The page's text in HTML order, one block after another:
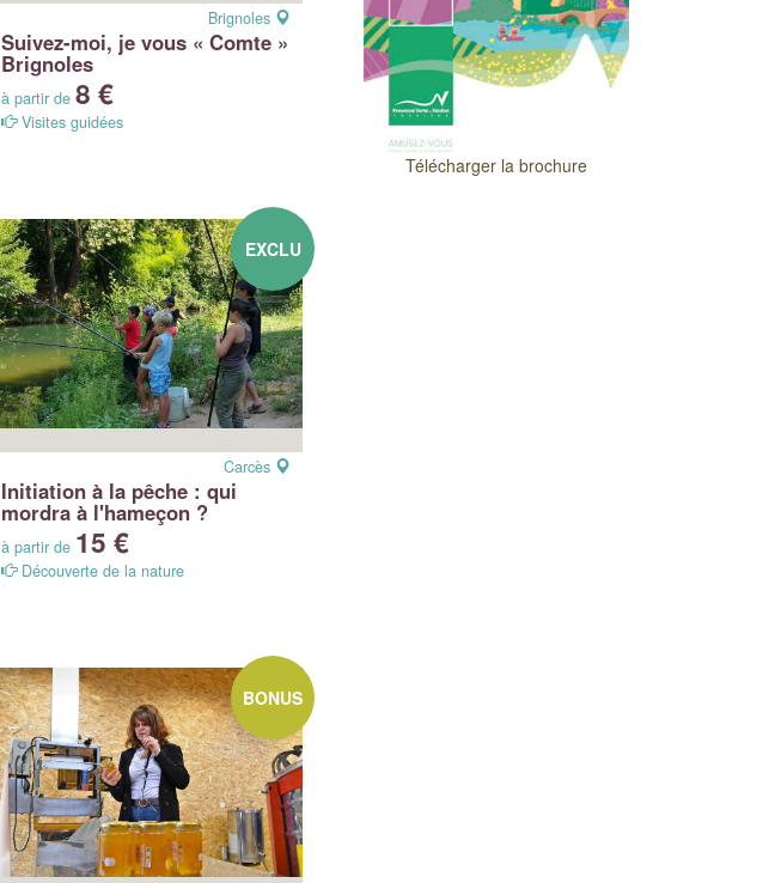
Brignoles
Suivez-moi, je vous « Comte »
Brignoles
à partir de 8 €
Visites guidées
Carcès
Initiation à la pêche : qui
mordra à l'hameçon ?
à partir de 15 €
Découverte de la nature
EXCLU
BONUS
Télécharger la brochure